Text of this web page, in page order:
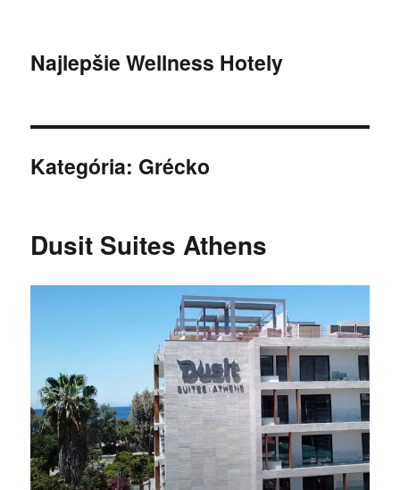
Najlepšie Wellness Hotely
Kategória: Grécko
Dusit Suites Athens